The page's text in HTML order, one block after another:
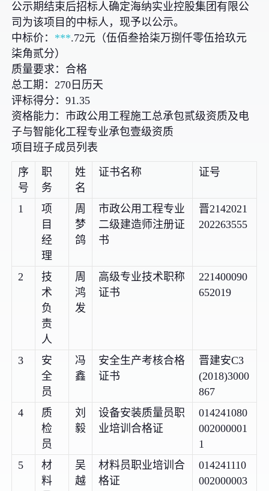
公示期结束后招标人确定海纳实业控股集团有限公
司为该项目的中标人，现予以公示。
中标价： ***.72元（伍佰叁拾柒万捌仟零伍拾玖元
柒角贰分）
质量要求：合格
总工期：270日历天
评标得分：91.35
资格能力：市政公用工程施工总承包贰级资质及电
子与智能化工程专业承包壹级资质
项目班子成员列表
序
号
职
务
姓
名
证书名称 证号
1
项
目
经
理
周
梦
鸽
市政公用工程专业
二级建造师注册证
书
晋2142021
202263555
2
技
术
负
责
人
周
鸿
发
高级专业技术职称
证书
221400090
652019
3
安
全
员
冯
鑫
安全生产考核合格
证书
晋建安C3
(2018)3000
867
4
质
检
员
刘
毅
设备安装质量员职
业培训合格证
014241080
002000001
1
5
材
料
吴
越
材料员职业培训合
格证
014241110
002000003